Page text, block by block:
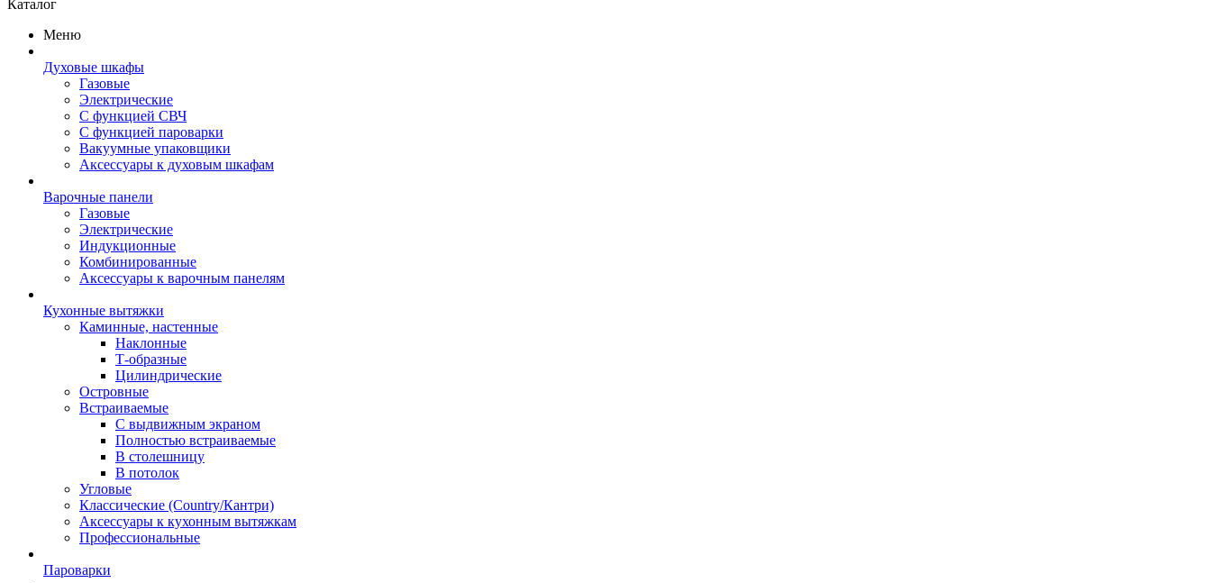
Каталог
Меню
Духовые шкафы
Газовые
Электрические
С функцией СВЧ
С функцией пароварки
Вакуумные упаковщики
Аксессуары к духовым шкафам
Варочные панели
Газовые
Электрические
Индукционные
Комбинированные
Аксессуары к варочным панелям
Кухонные вытяжки
Каминные, настенные
Наклонные
Т-образные
Цилиндрические
Островные
Встраиваемые
С выдвижным экраном
Полностью встраиваемые
В столешницу
В потолок
Угловые
Классические (Country/Кантри)
Аксессуары к кухонным вытяжкам
Профессиональные
Пароварки